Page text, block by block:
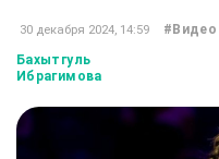
30 декабря 2024, 14:59
#Видео
Бахытгуль
Ибрагимова